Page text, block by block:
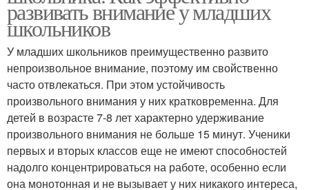
развивать внимание у младших
школьников
У младших школьников преимущественно развито
непроизвольное внимание, поэтому им свойственно
часто отвлекаться. При этом устойчивость
произвольного внимания у них кратковременна. Для
детей в возрасте 7-8 лет характерно удерживание
произвольного внимания не больше 15 минут. Ученики
первых и вторых классов еще не имеют способностей
надолго концентрироваться на работе, особенно если
она монотонная и не вызывает у них никакого интереса,